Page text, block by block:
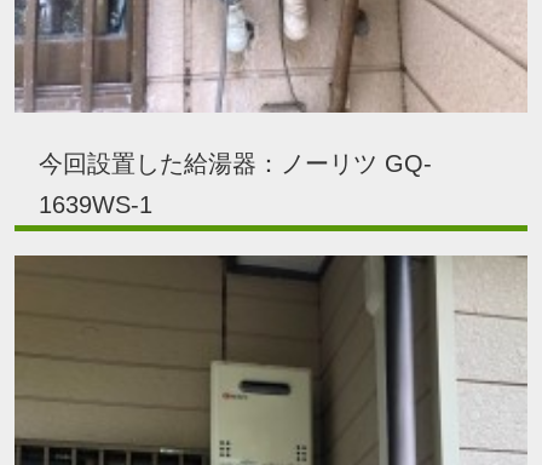
今回設置した給湯器：ノーリツ GQ-
1639WS-1